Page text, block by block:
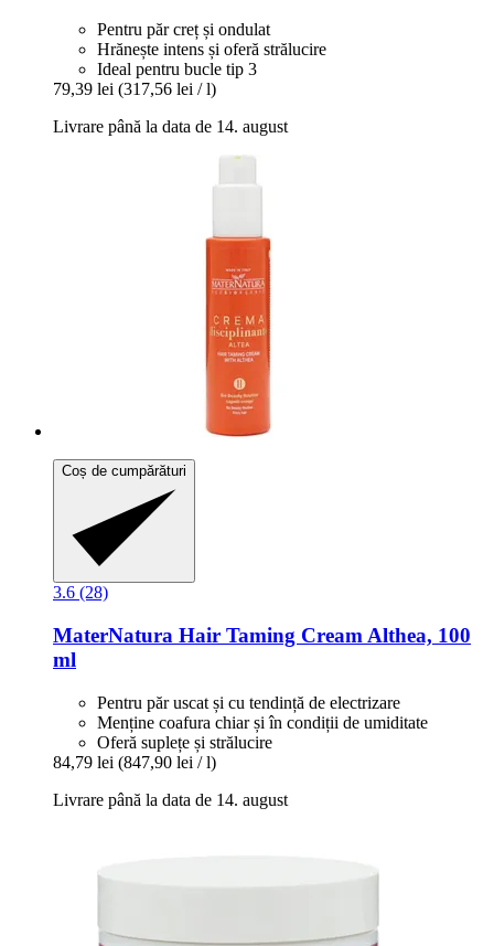
Pentru păr creț și ondulat
Hrănește intens și oferă strălucire
Ideal pentru bucle tip 3
79,39 lei (317,56 lei / l)
Livrare până la data de 14. august
Coș de cumpărături
3.6 (28)
MaterNatura Hair Taming Cream Althea, 100
ml
Pentru păr uscat și cu tendință de electrizare
Menține coafura chiar și în condiții de umiditate
Oferă suplețe și strălucire
84,79 lei (847,90 lei / l)
Livrare până la data de 14. august